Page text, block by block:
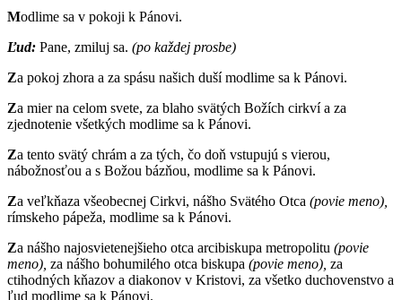
Modlime sa v pokoji k Pánovi.
Ľud: Pane, zmiluj sa. (po každej prosbe)
Za pokoj zhora a za spásu našich duší modlime sa k Pánovi.
Za mier na celom svete, za blaho svätých Božích cirkví a za
zjednotenie všetkých modlime sa k Pánovi.
Za tento svätý chrám a za tých, čo doň vstupujú s vierou,
nábožnosťou a s Božou bázňou, modlime sa k Pánovi.
Za veľkňaza všeobecnej Cirkvi, nášho Svätého Otca (povie meno),
rímskeho pápeža, modlime sa k Pánovi.
Za nášho najosvietenejšieho otca arcibiskupa metropolitu (povie
meno), za nášho bohumilého otca biskupa (povie meno), za
ctihodných kňazov a diakonov v Kristovi, za všetko duchovenstvo a
ľud modlime sa k Pánovi.